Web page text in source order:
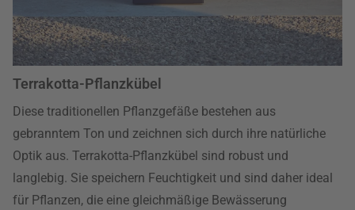
Terrakotta-Pflanzkübel
Diese traditionellen Pflanzgefäße bestehen aus
gebranntem Ton und zeichnen sich durch ihre natürliche
Optik aus. Terrakotta-Pflanzkübel sind robust und
langlebig. Sie speichern Feuchtigkeit und sind daher ideal
für Pflanzen, die eine gleichmäßige Bewässerung